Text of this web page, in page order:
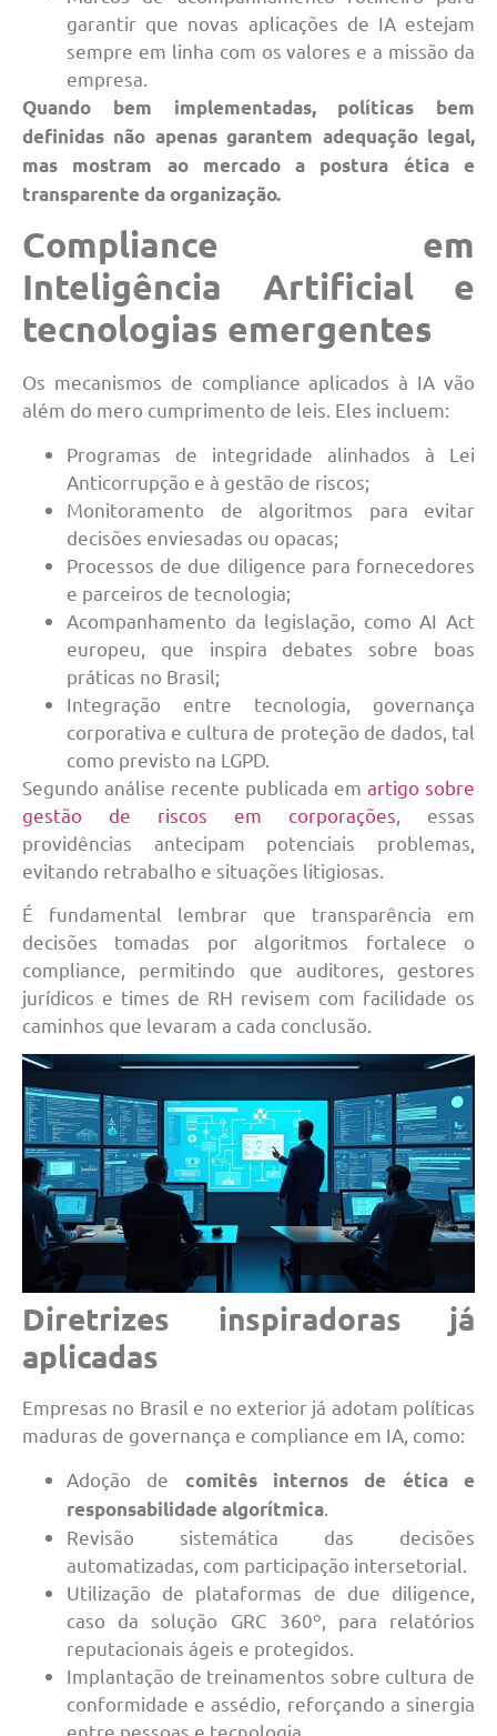
garantir que novas aplicações de IA estejam
sempre em linha com os valores e a missão da
empresa.
Quando bem implementadas, políticas bem
definidas não apenas garantem adequação legal,
mas mostram ao mercado a postura ética e
transparente da organização.
Compliance em
Inteligência Artificial e
tecnologias emergentes
Os mecanismos de compliance aplicados à IA vão
além do mero cumprimento de leis. Eles incluem:
Programas de integridade alinhados à Lei
Anticorrupção e à gestão de riscos;
Monitoramento de algoritmos para evitar
decisões enviesadas ou opacas;
Processos de due diligence para fornecedores
e parceiros de tecnologia;
Acompanhamento da legislação, como AI Act
europeu, que inspira debates sobre boas
práticas no Brasil;
Integração entre tecnologia, governança
corporativa e cultura de proteção de dados, tal
como previsto na LGPD.
Segundo análise recente publicada em artigo sobre
gestão de riscos em corporações , essas
providências antecipam potenciais problemas,
evitando retrabalho e situações litigiosas.
É fundamental lembrar que transparência em
decisões tomadas por algoritmos fortalece o
compliance, permitindo que auditores, gestores
jurídicos e times de RH revisem com facilidade os
caminhos que levaram a cada conclusão.
Diretrizes inspiradoras já
aplicadas
Empresas no Brasil e no exterior já adotam políticas
maduras de governança e compliance em IA, como:
Adoção de comitês internos de ética e
responsabilidade algorítmica
Revisão sistemática das decisões
automatizadas, com participação intersetorial.
Utilização de plataformas de due diligence,
caso da solução GRC 360º, para relatórios
reputacionais ágeis e protegidos.
Implantação de treinamentos sobre cultura de
conformidade e assédio, reforçando a sinergia
entre pessoas e tecnologia.